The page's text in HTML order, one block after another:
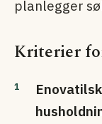
planlegger
Kriterier